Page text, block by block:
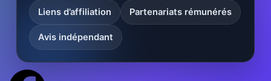
Liens d’affiliation Partenariats rémunérés
Avis indépendant